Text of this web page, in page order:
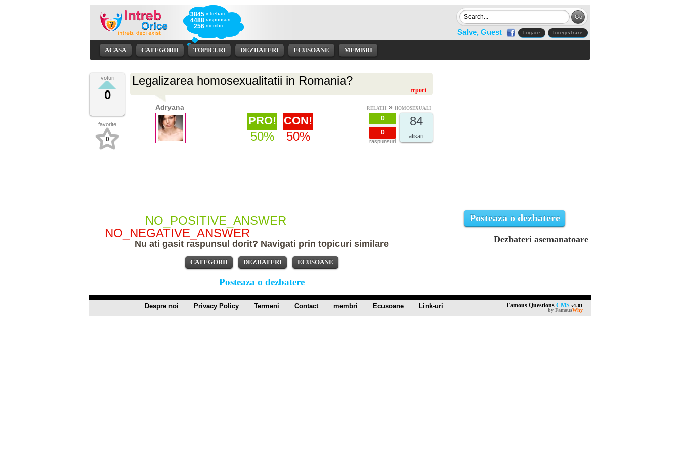
3845
4488
256
intrebari
raspunsuri
membri
Salve, Guest Logare Inregistrare
ACASA CATEGORII TOPICURI DEZBATERI ECUSOANE MEMBRI
voturi
0
favorite
0
Legalizarea homosexualitatii in Romania?
report
Adryana RELATII » HOMOSEXUALI
84
afisari
0
0
raspunsuri
PRO!
50%
CON!
50%
NO_POSITIVE_ANSWER
NO_NEGATIVE_ANSWER
Nu ati gasit raspunsul dorit? Navigati prin topicuri similare
CATEGORII DEZBATERI ECUSOANE
Posteaza o dezbatere
Posteaza o dezbatere
Dezbateri asemanatoare
Despre noi Privacy Policy Termeni Contact membri Ecusoane Link-uri Famous Questions CMS v1.01
by FamousWhy